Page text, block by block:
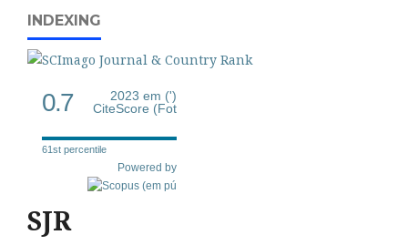
INDEXING
0.7
2023 em (')
CiteScore (Fot
61st percentile
Powered by
SJR